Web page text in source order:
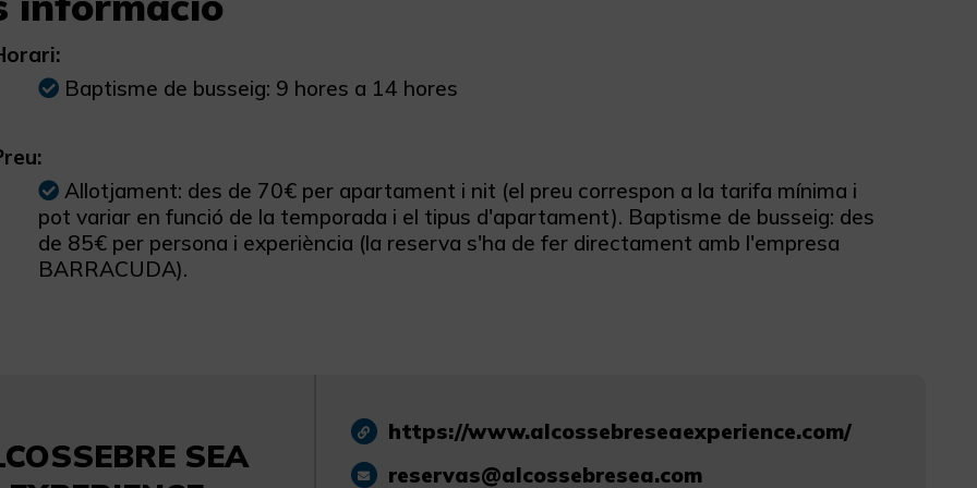
Baptisme de busseig: 9 hores a 14 hores
Allotjament: des de 70€ per apartament i nit (el preu correspon a la tarifa mínima i
pot variar en funció de la temporada i el tipus d'apartament). Baptisme de busseig: des
de 85€ per persona i experiència (la reserva s'ha de fer directament amb l'empresa
BARRACUDA).
SEA
https://www.alcossebreseaexperience.com/
reservas@alcossebresea.com